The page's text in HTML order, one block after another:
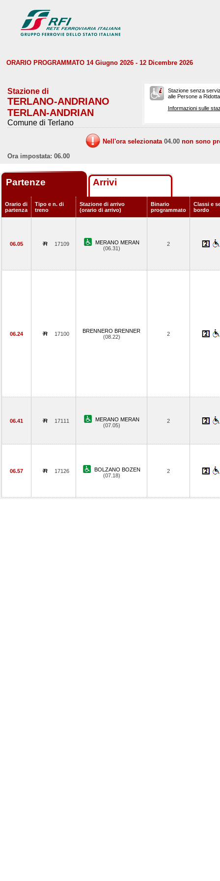
ORARIO PROGRAMMATO 14 Giugno 2026 - 12 Dicembre 2026
Stazione di
TERLANO-ANDRIANO
TERLAN-ANDRIAN
Comune di Terlano
Stazione senza
alle Persone a
Informazioni sulle
Nell'ora selezionata 04.00 non sono
Ora impostata: 06.00
Partenze Arrivi
Orario di
partenza
Tipo e n. di
treno
Stazione di arrivo
(orario di arrivo)
Binario
programmato
Classi e
bordo
06.05 17109
MERANO MERAN
(06.31)
2
06.24 17100
BRENNERO BRENNER
(08.22)
2
06.41 17111
MERANO MERAN
(07.05)
2
06.57 17126
BOLZANO BOZEN
(07.18)
2